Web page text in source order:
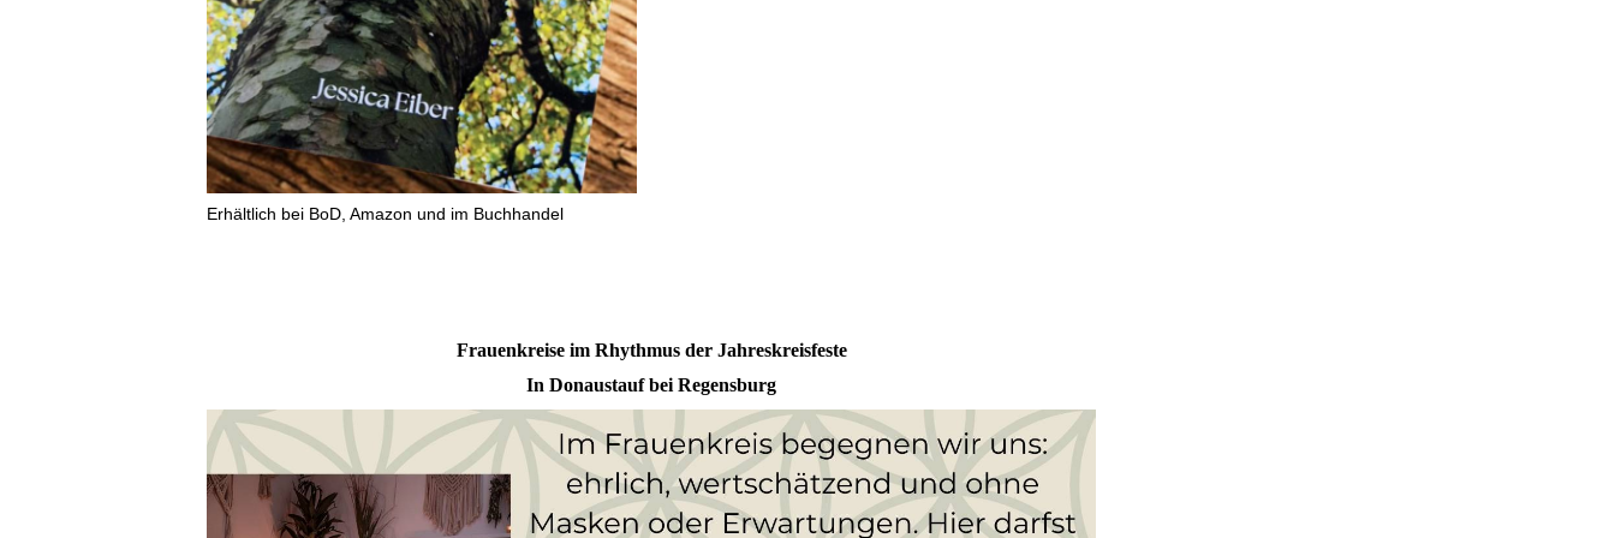
Erhältlich bei BoD, Amazon und im Buchhandel
Frauenkreise im Rhythmus der Jahreskreisfeste
In Donaustauf bei Regensburg